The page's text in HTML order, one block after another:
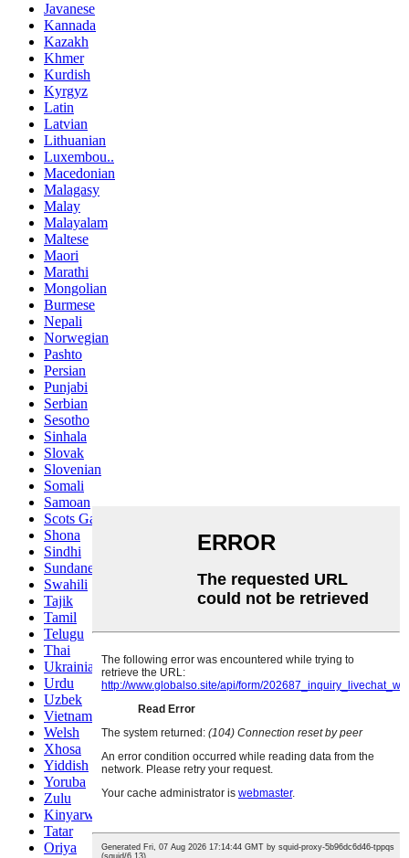
Javanese
Kannada
Kazakh
Khmer
Kurdish
Kyrgyz
Latin
Latvian
Lithuanian
Luxembou..
Macedonian
Malagasy
Malay
Malayalam
Maltese
Maori
Marathi
Mongolian
Burmese
Nepali
Norwegian
Pashto
Persian
Punjabi
Serbian
Sesotho
Sinhala
Slovak
Slovenian
Somali
Samoan
Scots Gaelic
Shona
Sindhi
Sundanese
Swahili
Tajik
Tamil
Telugu
Thai
Ukrainian
Urdu
Uzbek
Vietnamese
Welsh
Xhosa
Yiddish
Yoruba
Zulu
Kinyarwanda
Tatar
Oriya